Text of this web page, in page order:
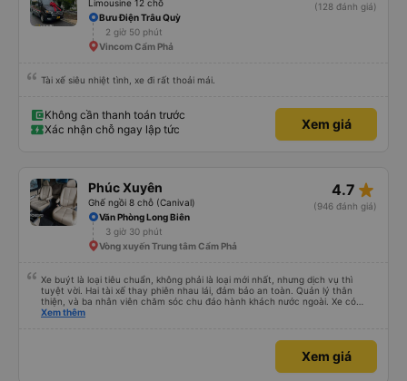
Limousine 12 chỗ
(128 đánh giá)
Bưu Điện Trâu Quỳ
2 giờ 50 phút
Vincom Cẩm Phả
Tài xế siêu nhiệt tình, xe đi rất thoải mái.
Không cần thanh toán trước
Xác nhận chỗ ngay lập tức
Xem giá
Phúc Xuyên
Ghế ngồi 8 chỗ (Canival)
4.7 star_rate
(946 đánh giá)
Văn Phòng Long Biên
3 giờ 30 phút
Vòng xuyến Trung tâm Cẩm Phả
Xe buýt là loại tiêu chuẩn, không phải là loại mới nhất, nhưng dịch vụ thì
tuyệt vời. Hai tài xế thay phiên nhau lái, đảm bảo an toàn. Quản lý thân
thiện, và ba nhân viên chăm sóc chu đáo hành khách nước ngoài. Xe có
máy lạnh và cổng sạc USB, và dừng thường xuyên ở các khu vực nghỉ ngơi.
Xem thêm
Xem giá